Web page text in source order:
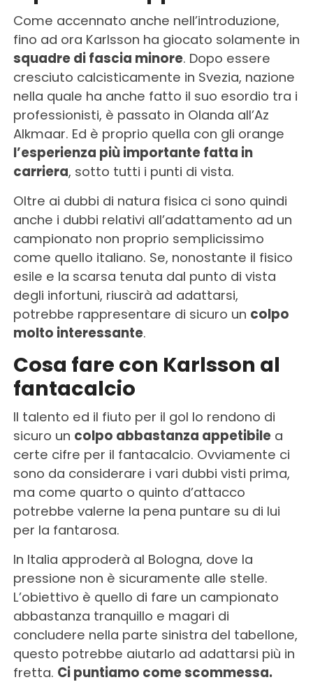
Come accennato anche nell’introduzione,
fino ad ora Karlsson ha giocato solamente in
squadre di fascia minore. Dopo essere
cresciuto calcisticamente in Svezia, nazione
nella quale ha anche fatto il suo esordio tra i
professionisti, è passato in Olanda all’Az
Alkmaar. Ed è proprio quella con gli orange
l’esperienza più importante fatta in
carriera, sotto tutti i punti di vista.
Oltre ai dubbi di natura fisica ci sono quindi
anche i dubbi relativi all’adattamento ad un
campionato non proprio semplicissimo
come quello italiano. Se, nonostante il fisico
esile e la scarsa tenuta dal punto di vista
degli infortuni, riuscirà ad adattarsi,
potrebbe rappresentare di sicuro un colpo
molto interessante.
Cosa fare con Karlsson al
fantacalcio
Il talento ed il fiuto per il gol lo rendono di
sicuro un colpo abbastanza appetibilea
certe cifre per il fantacalcio. Ovviamente ci
sono da considerare i vari dubbi visti prima,
ma come quarto o quinto d’attacco
potrebbe valerne la pena puntare su di lui
per la fantarosa.
In Italia approderà al Bologna, dove la
pressione non è sicuramente alle stelle.
L’obiettivo è quello di fare un campionato
abbastanza tranquillo e magari di
concludere nella parte sinistra del tabellone,
questo potrebbe aiutarlo ad adattarsi più in
fretta. Ci puntiamo come scommessa.